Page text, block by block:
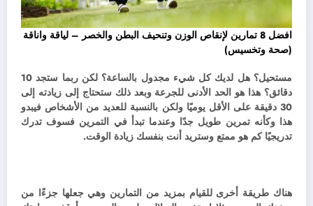
افضل 8 تمارين لإنقاص الوزن وتنحيف البطن والخصر – لياقة واناقة
(صحة وتخسيس)
مستحيل؟ هل لديك كل شيء مجدول بالساعة؟ لكن ربما ستجد 10
دقائق؟ هذا هو الحد الأدنى للجرعة وبعد ذلك ستحتاج إلى زيادته إلى
30 دقيقة على الأقل يوميًا ولكن بالنسبة للعديد من الأشخاص فيبدو
هذا وكأنه تمرين طويل جدًا وعندما تبدأ في التمرين فسوف تدرك
تدريجيًا كم هو ممتع وستريد أنت بنفسك زيادة الوقت.
هناك طريقة أخرى للقيام بمزيد من التمارين وهي جعلها جزءًا من